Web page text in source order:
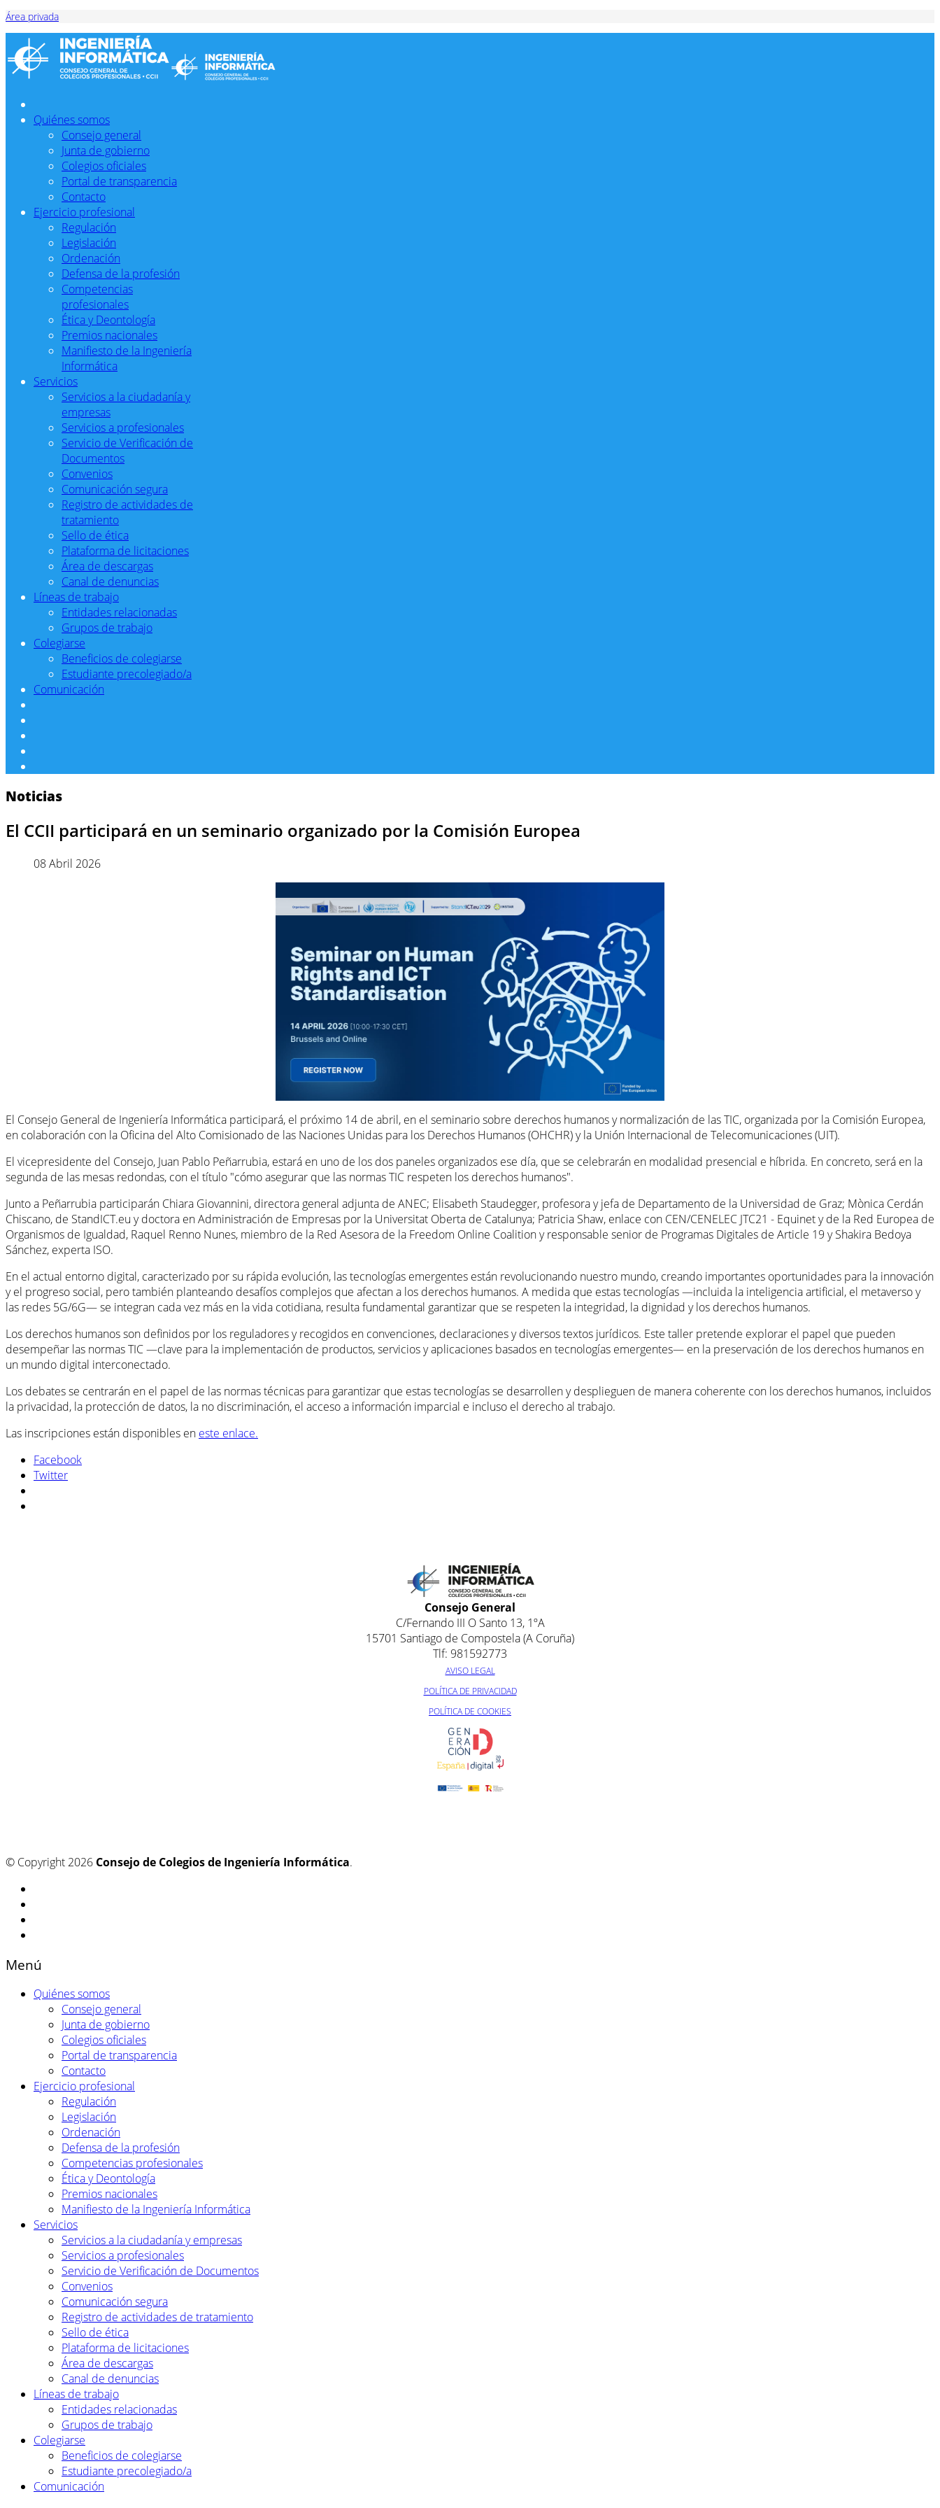
Área privada
Quiénes somos
Consejo general
Junta de gobierno
Colegios oficiales
Portal de transparencia
Contacto
Ejercicio profesional
Regulación
Legislación
Ordenación
Defensa de la profesión
Competencias
profesionales
Ética y Deontología
Premios nacionales
Manifiesto de la Ingeniería
Informática
Servicios
Servicios a la ciudadanía y
empresas
Servicios a profesionales
Servicio de Verificación de
Documentos
Convenios
Comunicación segura
Registro de actividades de
tratamiento
Sello de ética
Plataforma de licitaciones
Área de descargas
Canal de denuncias
Líneas de trabajo
Entidades relacionadas
Grupos de trabajo
Colegiarse
Beneficios de colegiarse
Estudiante precolegiado/a
Comunicación
Noticias
El CCII participará en un seminario organizado por la Comisión Europea
08 Abril 2026
El Consejo General de Ingeniería Informática participará, el próximo 14 de abril, en el seminario sobre derechos humanos y normalización de las TIC, organizada por la Comisión Europea,
en colaboración con la Oficina del Alto Comisionado de las Naciones Unidas para los Derechos Humanos (OHCHR) y la Unión Internacional de Telecomunicaciones (UIT).
El vicepresidente del Consejo, Juan Pablo Peñarrubia, estará en uno de los dos paneles organizados ese día, que se celebrarán en modalidad presencial e híbrida. En concreto, será en la
segunda de las mesas redondas, con el título "cómo asegurar que las normas TIC respeten los derechos humanos".
Junto a Peñarrubia participarán Chiara Giovannini, directora general adjunta de ANEC; Elisabeth Staudegger, profesora y jefa de Departamento de la Universidad de Graz; Mònica Cerdán
Chiscano, de StandICT.eu y doctora en Administración de Empresas por la Universitat Oberta de Catalunya; Patricia Shaw, enlace con CEN/CENELEC JTC21 - Equinet y de la Red Europea de
Organismos de Igualdad, Raquel Renno Nunes, miembro de la Red Asesora de la Freedom Online Coalition y responsable senior de Programas Digitales de Article 19 y Shakira Bedoya
Sánchez, experta ISO.
En el actual entorno digital, caracterizado por su rápida evolución, las tecnologías emergentes están revolucionando nuestro mundo, creando importantes oportunidades para la innovación
y el progreso social, pero también planteando desafíos complejos que afectan a los derechos humanos. A medida que estas tecnologías —incluida la inteligencia artificial, el metaverso y
las redes 5G/6G— se integran cada vez más en la vida cotidiana, resulta fundamental garantizar que se respeten la integridad, la dignidad y los derechos humanos.
Los derechos humanos son definidos por los reguladores y recogidos en convenciones, declaraciones y diversos textos jurídicos. Este taller pretende explorar el papel que pueden
desempeñar las normas TIC —clave para la implementación de productos, servicios y aplicaciones basados en tecnologías emergentes— en la preservación de los derechos humanos en
un mundo digital interconectado.
Los debates se centrarán en el papel de las normas técnicas para garantizar que estas tecnologías se desarrollen y desplieguen de manera coherente con los derechos humanos, incluidos
la privacidad, la protección de datos, la no discriminación, el acceso a información imparcial e incluso el derecho al trabajo.
Las inscripciones están disponibles en este enlace.
Facebook
Twitter
Consejo General
C/Fernando III O Santo 13, 1ºA
15701 Santiago de Compostela (A Coruña)
Tlf: 981592773
AVISO LEGAL
POLÍTICA DE PRIVACIDAD
POLÍTICA DE COOKIES
© Copyright 2026 Consejo de Colegios de Ingeniería Informática.
Menú
Quiénes somos
Consejo general
Junta de gobierno
Colegios oficiales
Portal de transparencia
Contacto
Ejercicio profesional
Regulación
Legislación
Ordenación
Defensa de la profesión
Competencias profesionales
Ética y Deontología
Premios nacionales
Manifiesto de la Ingeniería Informática
Servicios
Servicios a la ciudadanía y empresas
Servicios a profesionales
Servicio de Verificación de Documentos
Convenios
Comunicación segura
Registro de actividades de tratamiento
Sello de ética
Plataforma de licitaciones
Área de descargas
Canal de denuncias
Líneas de trabajo
Entidades relacionadas
Grupos de trabajo
Colegiarse
Beneficios de colegiarse
Estudiante precolegiado/a
Comunicación